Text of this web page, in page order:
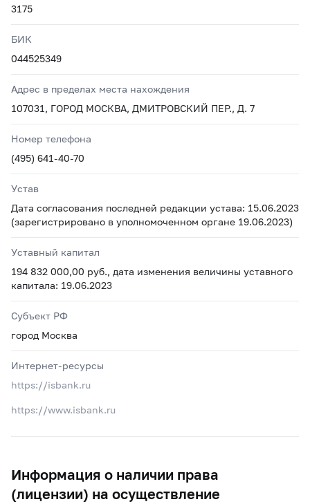
3175
БИК
044525349
Адрес в пределах места нахождения
107031, ГОРОД МОСКВА, ДМИТРОВСКИЙ ПЕР., Д. 7
Номер телефона
(495) 641-40-70
Устав
Дата согласования последней редакции устава: 15.06.2023
(зарегистрировано в уполномоченном органе 19.06.2023)
Уставный капитал
194 832 000,00 руб., дата изменения величины уставного
капитала: 19.06.2023
Субъект РФ
город Москва
Интернет-ресурсы
https://isbank.ru
https://www.isbank.ru
Информация о наличии права
(лицензии) на осуществление